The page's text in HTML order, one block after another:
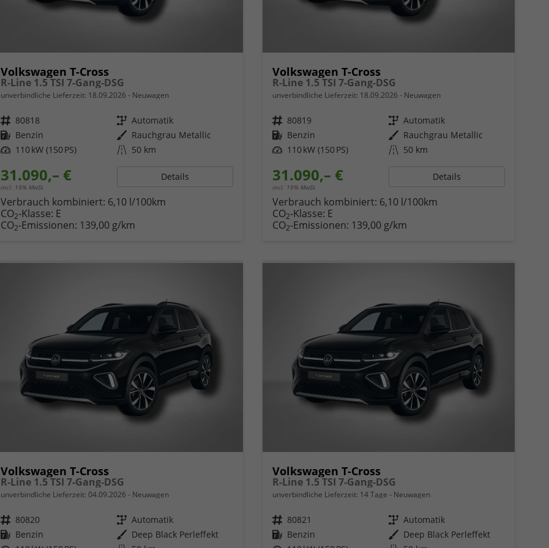
Volkswagen T-Cross
R-Line 1.5 TSI 7-Gang-DSG
unverbindliche Lieferzeit: 18.09.2026 Neuwagen
Fahrzeugnr. 80818 Getriebe Automatik
Kraftstoff Benzin Außenfarbe Rauchgrau Metallic
Leistung 110 kW (150 PS) Kilometerstand 50 km
31.090,– €
incl. 19% MwSt.
Details
Verbrauch kombiniert: 6,10 l/100km
CO2-Klasse: E
CO2-Emissionen: 139,00 g/km
Volkswagen T-Cross
R-Line 1.5 TSI 7-Gang-DSG
unverbindliche Lieferzeit: 18.09.2026 Neuwagen
Fahrzeugnr. 80819 Getriebe Automatik
Kraftstoff Benzin Außenfarbe Rauchgrau Metallic
Leistung 110 kW (150 PS) Kilometerstand 50 km
31.090,– €
incl. 19% MwSt.
Details
Verbrauch kombiniert: 6,10 l/100km
CO2-Klasse: E
CO2-Emissionen: 139,00 g/km
Volkswagen T-Cross
R-Line 1.5 TSI 7-Gang-DSG
unverbindliche Lieferzeit: 04.09.2026 Neuwagen
Fahrzeugnr. 80820 Getriebe Automatik
Kraftstoff Benzin Außenfarbe Deep Black Perleffekt
Volkswagen T-Cross
R-Line 1.5 TSI 7-Gang-DSG
unverbindliche Lieferzeit: 14 Tage Neuwagen
Fahrzeugnr. 80821 Getriebe Automatik
Kraftstoff Benzin Außenfarbe Deep Black Perleffekt